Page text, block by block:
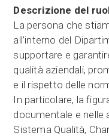
Descrizione del
La persona che
all’interno del
supportare e
qualità aziendali,
e il rispetto delle
In particolare, la
documentale e nelle
Sistema Qualità,